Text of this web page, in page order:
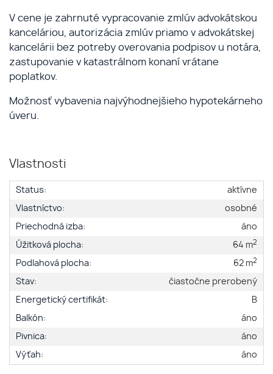
V cene je zahrnuté vypracovanie zmlúv advokátskou
kanceláriou, autorizácia zmlúv priamo v advokátskej
kancelárii bez potreby overovania podpisov u notára,
zastupovanie v katastrálnom konaní vrátane
poplatkov.
Možnosť vybavenia najvýhodnejšieho hypotekárneho
úveru.
Vlastnosti
Status:
aktívne
Vlastníctvo:
osobné
Priechodná izba:
áno
Úžitková plocha:
64 m2
Podlahová plocha: 62 m2
Stav:
čiastočne prerobený
Energetický certifikát:
B
Balkón:
áno
Pivnica:
áno
Výťah:
áno